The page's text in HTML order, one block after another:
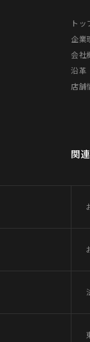
ト
企業
会社
沿革
店舗
関